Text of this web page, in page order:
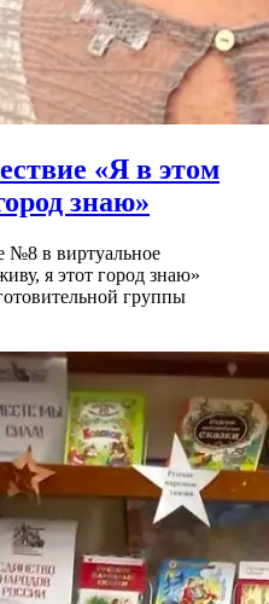
«Я в этом
знаю»
№8 в виртуальное
я этот город знаю»
группы